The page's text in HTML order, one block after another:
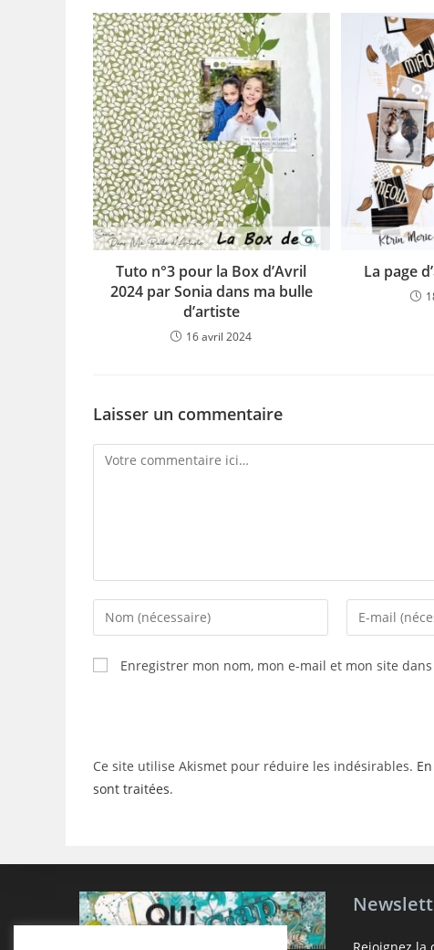
Tuto n°3 pour la Box d’Avril
2024 par Sonia dans ma bulle
d’artiste
16 avril 2024
La page
Laisser un commentaire
Comment
Enter
your
name
or
Enter
your
Enregistrer mon nom, mon e-mail et mon site
Ce site utilise Akismet pour réduire les indésirables.
sont traitées.